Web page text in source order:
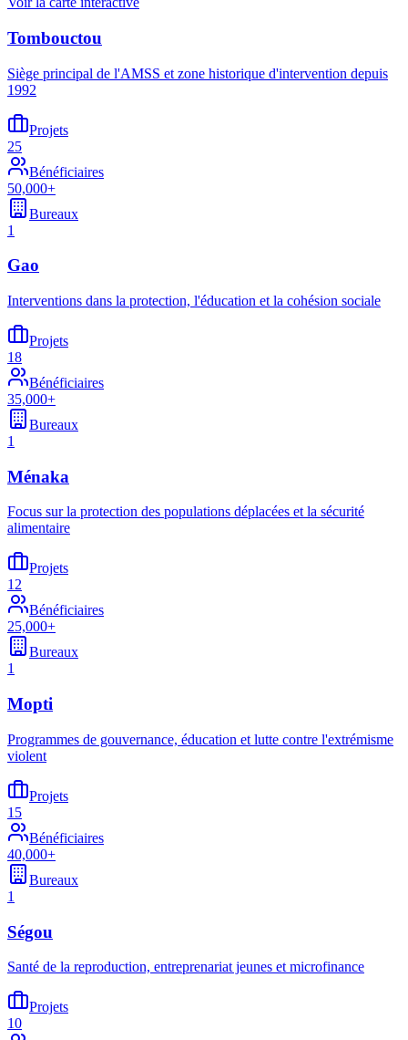
Tombouctou
Siège principal de l'AMSS et zone historique d'intervention depuis
1992
Projets
25
Bénéficiaires
50,000+
Bureaux
1
Gao
Interventions dans la protection, l'éducation et la cohésion sociale
Projets
18
Bénéficiaires
35,000+
Bureaux
1
Ménaka
Focus sur la protection des populations déplacées et la sécurité
alimentaire
Projets
12
Bénéficiaires
25,000+
Bureaux
1
Mopti
Programmes de gouvernance, éducation et lutte contre l'extrémisme
violent
Projets
15
Bénéficiaires
40,000+
Bureaux
1
Ségou
Santé de la reproduction, entreprenariat jeunes et microfinance
Projets
10